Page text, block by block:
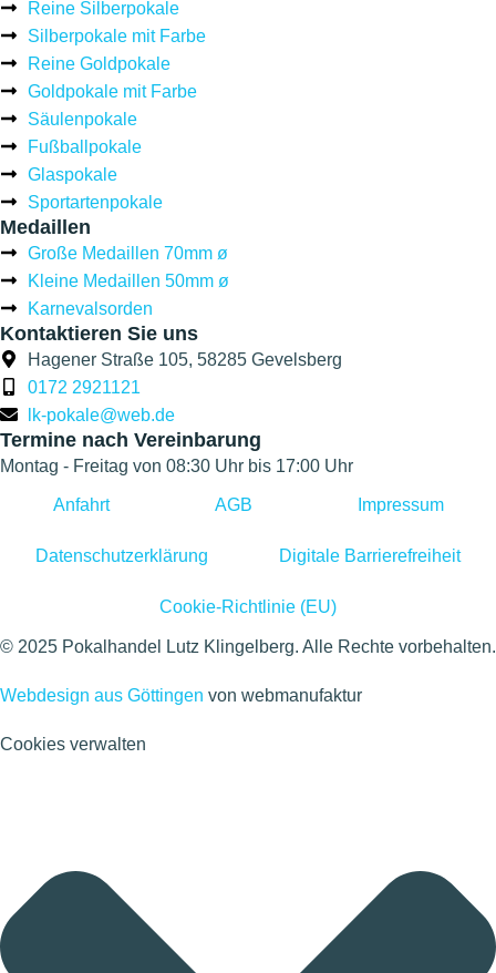
Reine Silberpokale
Silberpokale mit Farbe
Reine Goldpokale
Goldpokale mit Farbe
Säulenpokale
Fußballpokale
Glaspokale
Sportartenpokale
Medaillen
Große Medaillen 70mm ø
Kleine Medaillen 50mm ø
Karnevalsorden
Kontaktieren Sie uns
Hagener Straße 105, 58285 Gevelsberg
0172 2921121
lk-pokale@web.de
Termine nach Vereinbarung
Montag - Freitag von 08:30 Uhr bis 17:00 Uhr
Anfahrt AGB Impressum
Datenschutzerklärung Digitale Barrierefreiheit
Cookie-Richtlinie (EU)
© 2025 Pokalhandel Lutz Klingelberg. Alle Rechte vorbehalten.
Webdesign aus Göttingen von webmanufaktur
Cookies verwalten